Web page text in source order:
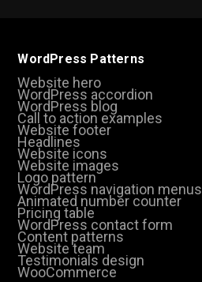
WordPress Patterns
Website hero
WordPress accordion
WordPress blog
Call to action examples
Website footer
Headlines
Website icons
Website images
Logo pattern
WordPress navigation menus
Animated number counter
Pricing table
WordPress contact form
Content patterns
Website team
Testimonials design
WooCommerce